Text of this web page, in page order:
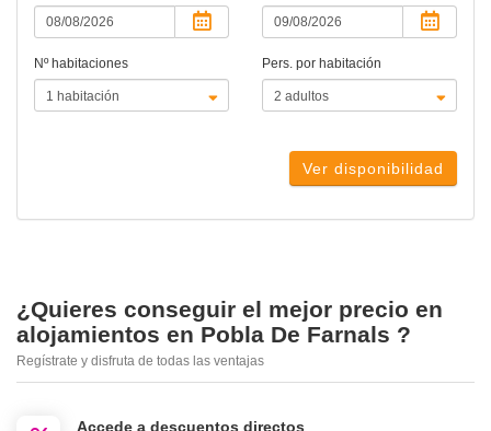
Nº habitaciones Pers. por habitación
Ver disponibilidad
¿Quieres conseguir el mejor precio en
alojamientos en Pobla De Farnals ?
Regístrate y disfruta de todas las ventajas
Accede a descuentos directos